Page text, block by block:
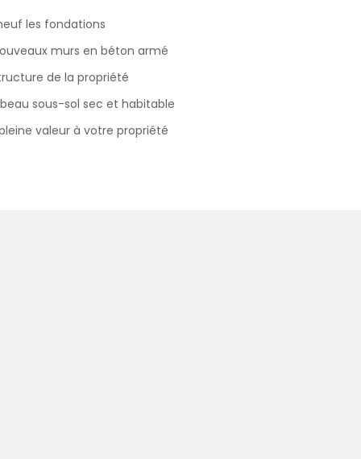
les fondations
murs en béton armé
de la propriété
sous-sol sec et habitable
valeur à votre propriété